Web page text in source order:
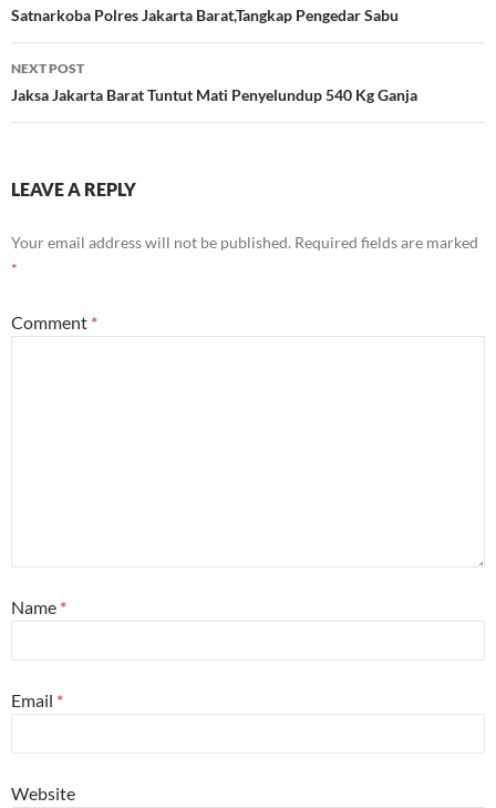
navigation
Satnarkoba Polres Jakarta Barat,Tangkap Pengedar Sabu
NEXT POST
Jaksa Jakarta Barat Tuntut Mati Penyelundup 540 Kg Ganja
LEAVE A REPLY
Your email address will not be published. Required fields are marked
*
Comment *
Name *
Email *
Website